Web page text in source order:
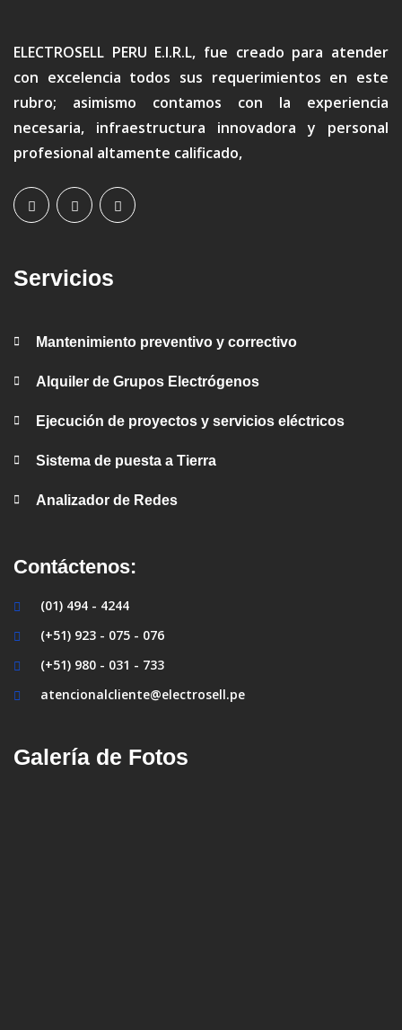
ELECTROSELL PERU E.I.R.L, fue creado para atender
con excelencia todos sus requerimientos en este
rubro; asimismo contamos con la experiencia
necesaria, infraestructura innovadora y personal
profesional altamente calificado,
Servicios
Mantenimiento preventivo y correctivo
Alquiler de Grupos Electrógenos
Ejecución de proyectos y servicios eléctricos
Sistema de puesta a Tierra
Analizador de Redes
Contáctenos:
(01) 494 - 4244
(+51) 923 - 075 - 076
(+51) 980 - 031 - 733
atencionalcliente@electrosell.pe
Galería de Fotos